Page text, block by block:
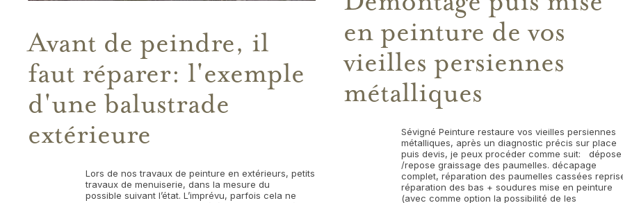
Avant de peindre, il
faut réparer: l'exemple
d'une balustrade
extérieure
Lors de nos travaux de peinture en extérieurs, petits
travaux de menuiserie, dans la mesure du
possible suivant l’état. L’imprévu, parfois cela ne
en peinture de vos
vieilles persiennes
métalliques
Sévigné Peinture restaure vos vieilles persiennes
métalliques, après un diagnostic précis sur place
puis devis, je peux procéder comme suit: dépose
/repose graissage des paumelles. décapage
complet, réparation des paumelles cassées
réparation des bas + soudures mise en peinture
(avec comme option la possibilité de les